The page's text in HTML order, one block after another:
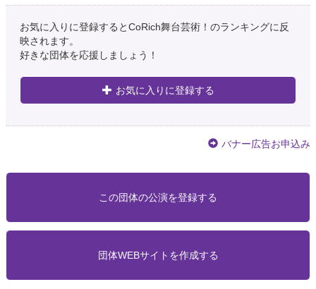
お気に入りに登録するとCoRich舞台芸術！のランキングに反
映されます。
好きな団体を応援しましょう！
お気に入りに登録する
バナー広告お申込み
この団体の公演を登録する
団体WEBサイトを作成する